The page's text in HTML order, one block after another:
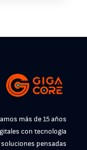
más de 15 años
con tecnología
pensadas